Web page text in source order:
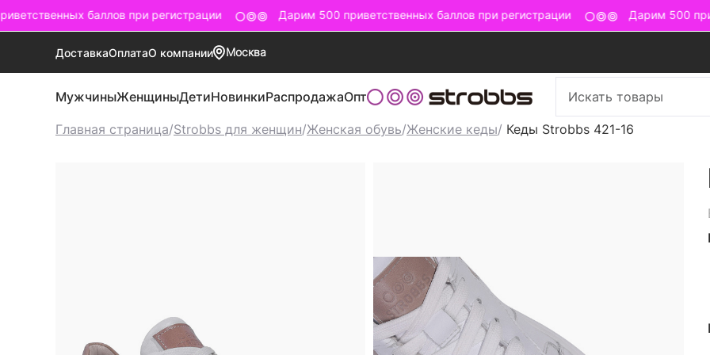
баллов при регистрации Дарим 500 приветственных баллов при регистрации Дарим 500
ДоставкаОплатаО компании Москва
МужчиныЖенщиныДетиНовинкиРаспродажаОпт
Главная страница/Strobbs для женщин/Женская обувь/Женские кеды/ Кеды Strobbs 421-16